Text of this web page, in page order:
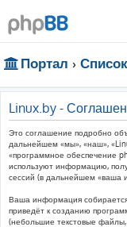
Портал
Linux.by -
Это соглашение подробно
дальнейшем «мы», «наш»,
«программное обеспечение
используют информацию,
сессий (в дальнейшем «ваша
Ваша информация
приведёт к созданию
(небольшие текстовые